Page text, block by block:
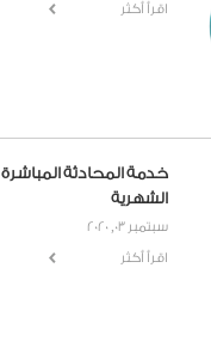
اقرأ أكثر
خدمة المحادثة المباشرة
الشهرية
سبتمبر 03, 2020
اقرأ أكثر